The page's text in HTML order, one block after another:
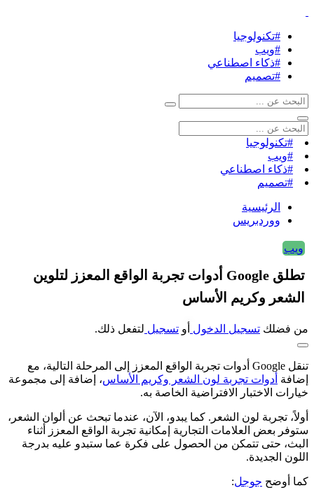
#تكنولوجيا
#ويب
#ذكاء اصطناعي
#تصميم
#تكنولوجيا
#ويب
#ذكاء اصطناعي
#تصميم
الرئيسية
ووردبريس
ويب
تطلق Google أدوات تجربة الواقع المعزز لتلوين
الشعر وكريم الأساس
من فضلك تسجيل الدخول أو تسجيل لتفعل ذلك.
تنقل Google أدوات تجربة الواقع المعزز إلى المرحلة التالية، مع
إضافة أدوات تجربة لون الشعر وكريم الأساس، إضافة إلى مجموعة
خيارات الاختبار الافتراضية الخاصة به.
أولاً، تجربة لون الشعر. كما يبدو، الآن، عندما تبحث عن ألوان الشعر،
ستوفر بعض العلامات التجارية إمكانية تجربة الواقع المعزز أثناء
البث، حتى تتمكن من الحصول على فكرة عما ستبدو عليه بدرجة
اللون الجديدة.
كما أوضح جوجل: